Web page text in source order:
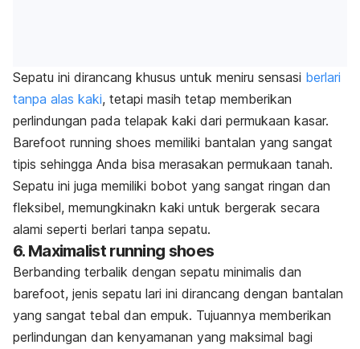
Sepatu ini dirancang khusus untuk meniru sensasi berlari
tanpa alas kaki, tetapi masih tetap memberikan
perlindungan pada telapak kaki dari permukaan kasar.
Barefoot running shoes memiliki bantalan yang sangat
tipis sehingga Anda bisa merasakan permukaan tanah.
Sepatu ini juga memiliki bobot yang sangat ringan dan
fleksibel, memungkinakn kaki untuk bergerak secara
alami seperti berlari tanpa sepatu.
6. Maximalist running shoes
Berbanding terbalik dengan sepatu minimalis dan
barefoot, jenis sepatu lari ini dirancang dengan bantalan
yang sangat tebal dan empuk. Tujuannya memberikan
perlindungan dan kenyamanan yang maksimal bagi